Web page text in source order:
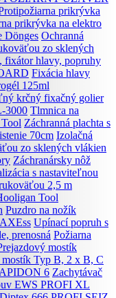
prikrývka
prikrývka na elektro
Dönges Ochranná
zo sklených
fixátor hlavy, popruhy
Fixácia hlavy
125ml
krčný fixačný golier
3000 Tlmnica na
Záchranná plachta s
70cm Izolačná
zo sklených vlákien
Záchranársky nôž
s nastaviteľnou
2,5 m
Tool
Puzdro na nožík
Upínací popruh s
prenosná Požiarna
mostík
mostík Typ B, 2 x B, C
6 Zachytávač
EWS PROFI XL